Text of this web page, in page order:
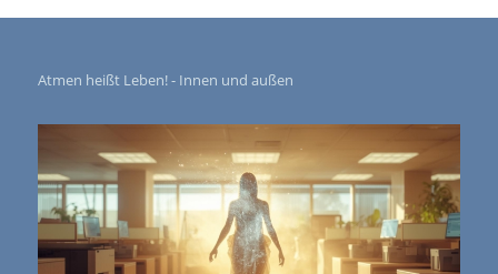
Atmen heißt Leben! - Innen und außen